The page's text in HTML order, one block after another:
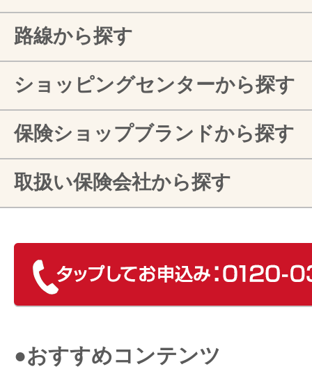
路線から探す
ショッピングセンターから探す
保険ショップブランドから探す
取扱い保険会社から探す
●おすすめコンテンツ